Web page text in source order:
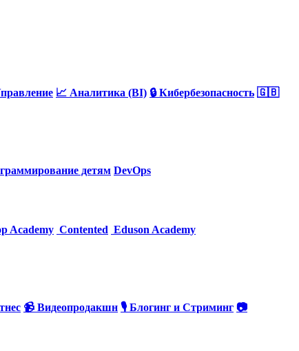
📈 Аналитика (BI) 🔒 Кибербезопасность 🇬🇧
детям DevOps
Academy Contented Eduson Academy
📹 Видеопродакшн 🎙 Блогинг и Стриминг 📷